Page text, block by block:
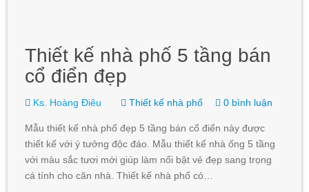
Thiết kế nhà phố 5 tầng bán
cổ điển đẹp
Ks. Hoàng Điêu Thiết kế nhà phố 0 bình luận
Mẫu thiết kế nhà phố đẹp 5 tầng bán cổ điển này được
thiết kế với ý tưởng độc đáo. Mẫu thiết kế nhà ống 5 tầng
với màu sắc tươi mới giúp làm nổi bật vẻ đẹp sang trọng
cá tính cho căn nhà. Thiết kế nhà phố có…